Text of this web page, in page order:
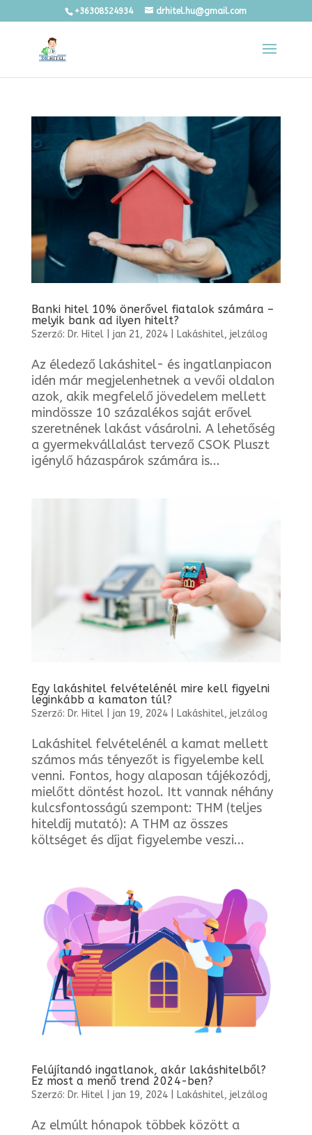
+36308524934 drhitel.hu@gmail.com
Banki hitel 10% önerővel fiatalok számára –
melyik bank ad ilyen hitelt?
Szerző: Dr. Hitel| jan 21, 2024| Lakáshitel, jelzálog
Az éledező lakáshitel- és ingatlanpiacon
idén már megjelenhetnek a vevői oldalon
azok, akik megfelelő jövedelem mellett
mindössze 10 százalékos saját erővel
szeretnének lakást vásárolni. A lehetőség
a gyermekvállalást tervező CSOK Pluszt
igénylő házaspárok számára is...
Egy lakáshitel felvételénél mire kell figyelni
leginkább a kamaton túl?
Szerző: Dr. Hitel| jan 19, 2024| Lakáshitel, jelzálog
Lakáshitel felvételénél a kamat mellett
számos más tényezőt is figyelembe kell
venni. Fontos, hogy alaposan tájékozódj,
mielőtt döntést hozol. Itt vannak néhány
kulcsfontosságú szempont: THM (teljes
hiteldíj mutató): A THM az összes
költséget és díjat figyelembe veszi...
Felújítandó ingatlanok, akár lakáshitelből?
Ez most a menő trend 2024-ben?
Szerző: Dr. Hitel| jan 19, 2024| Lakáshitel, jelzálog
Az elmúlt hónapok többek között a